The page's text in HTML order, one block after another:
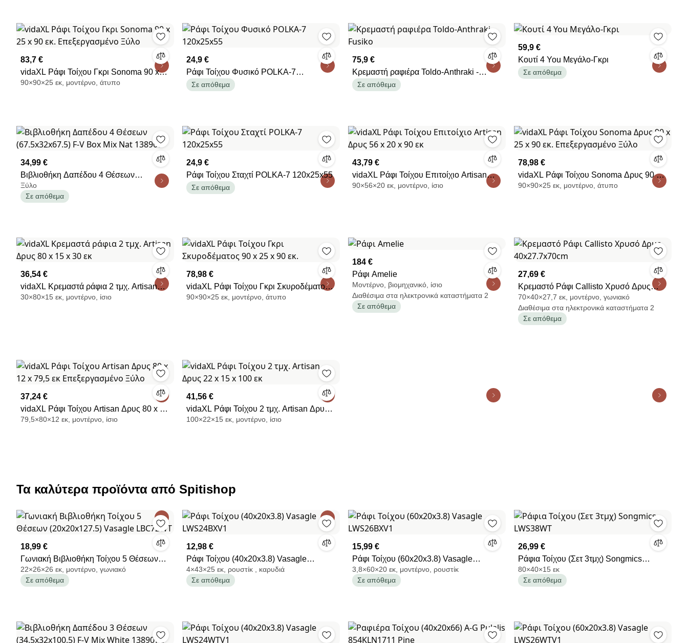
83,7 €
vidaXL Ράφι Τοίχου Γκρι Sonoma 90 x
25 x 90 εκ. Επεξεργασμένο Ξύλο
90×90×25 εκ, μοντέρνο, άτυπο
24,9 €
Ράφι Τοίχου Φυσικό POLKA-7
120x25x55
Σε απόθεμα
75,9 €
Κρεμαστή ραφιέρα Toldo-Anthraki -
Fusiko
Σε απόθεμα
59,9 €
Κουτί 4 You Μεγάλο-Γκρι
Σε απόθεμα
34,99 €
Βιβλιοθήκη Δαπέδου 4 Θέσεων
(67.5x32x67.5) F-V Box Mix Nat 138908
Ξύλο
Σε απόθεμα
24,9 €
Ράφι Τοίχου Σταχτί POLKA-7 120x25x55
Σε απόθεμα
43,79 €
vidaXL Ράφι Τοίχου Επιτοίχιο Artisan
Δρυς 56 x 20 x 90 εκ
90×56×20 εκ, μοντέρνο, ίσιο
78,98 €
vidaXL Ράφι Τοίχου Sonoma Δρυς 90 x
25 x 90 εκ. Επεξεργασμένο Ξύλο
90×90×25 εκ, μοντέρνο, άτυπο
36,54 €
vidaXL Κρεμαστά ράφια 2 τμχ. Artisan
Δρυς 80 x 15 x 30 εκ
30×80×15 εκ, μοντέρνο, ίσιο
78,98 €
vidaXL Ράφι Τοίχου Γκρι Σκυροδέματος
90 x 25 x 90 εκ.
90×90×25 εκ, μοντέρνο, άτυπο
184 €
Ράφι Amelie
Μοντέρνο, βιομηχανικό, ίσιο
Διαθέσιμα στα ηλεκτρονικά καταστήματα 2
Σε απόθεμα
27,69 €
Κρεμαστό Ράφι Callisto Χρυσό Δρυς
40x27.7x70cm
70×40×27,7 εκ, μοντέρνο, γωνιακό
Διαθέσιμα στα ηλεκτρονικά καταστήματα 2
Σε απόθεμα
37,24 €
vidaXL Ράφι Τοίχου Artisan Δρυς 80 x 12
x 79,5 εκ Επεξεργασμένο Ξύλο
79,5×80×12 εκ, μοντέρνο, ίσιο
41,56 €
vidaXL Ράφι Τοίχου 2 τμχ. Artisan Δρυς
22 x 15 x 100 εκ
100×22×15 εκ, μοντέρνο, ίσιο
Τα καλύτερα προϊόντα από Spitishop
18,99 €
Γωνιακή Βιβλιοθήκη Τοίχου 5 Θέσεων
(20x20x127.5) Vasagle LBC72WT
22×26×26 εκ, μοντέρνο, γωνιακό
Σε απόθεμα
12,98 €
Ράφι Τοίχου (40x20x3.8) Vasagle
LWS24BXV1
4×43×25 εκ, ρουστίκ , καρυδιά
Σε απόθεμα
15,99 €
Ράφι Τοίχου (60x20x3.8) Vasagle
LWS26BXV1
3,8×60×20 εκ, μοντέρνο, ρουστίκ
Σε απόθεμα
26,99 €
Ράφια Τοίχου (Σετ 3τμχ) Songmics
LWS38WT
80×40×15 εκ
Σε απόθεμα